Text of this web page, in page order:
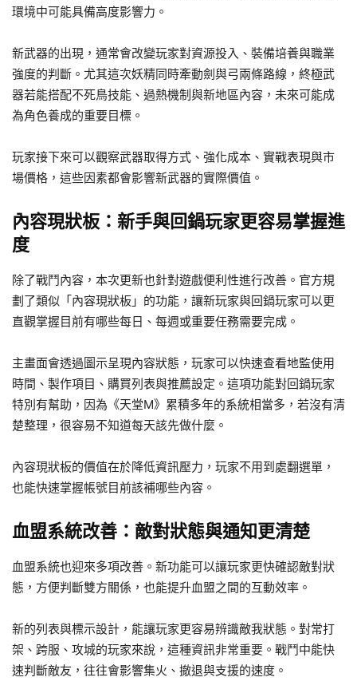
環境中可能具備高度影響力。
新武器的出現，通常會改變玩家對資源投入、裝備培養與職業
強度的判斷。尤其這次妖精同時牽動劍與弓兩條路線，終極武
器若能搭配不死鳥技能、過熱機制與新地區內容，未來可能成
為角色養成的重要目標。
玩家接下來可以觀察武器取得方式、強化成本、實戰表現與市
場價格，這些因素都會影響新武器的實際價值。
內容現狀板：新手與回鍋玩家更容易掌握進
度
除了戰鬥內容，本次更新也針對遊戲便利性進行改善。官方規
劃了類似「內容現狀板」的功能，讓新玩家與回鍋玩家可以更
直觀掌握目前有哪些每日、每週或重要任務需要完成。
主畫面會透過圖示呈現內容狀態，玩家可以快速查看地監使用
時間、製作項目、購買列表與推薦設定。這項功能對回鍋玩家
特別有幫助，因為《天堂M》累積多年的系統相當多，若沒有清
楚整理，很容易不知道每天該先做什麼。
內容現狀板的價值在於降低資訊壓力，玩家不用到處翻選單，
也能快速掌握帳號目前該補哪些內容。
血盟系統改善：敵對狀態與通知更清楚
血盟系統也迎來多項改善。新功能可以讓玩家更快確認敵對狀
態，方便判斷雙方關係，也能提升血盟之間的互動效率。
新的列表與標示設計，能讓玩家更容易辨識敵我狀態。對常打
架、跨服、攻城的玩家來說，這種資訊非常重要。戰鬥中能快
速判斷敵友，往往會影響集火、撤退與支援的速度。